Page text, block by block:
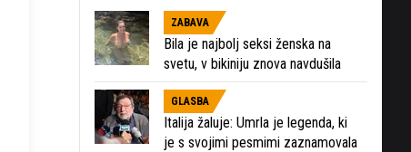
ZABAVA
Bila je najbolj seksi ženska na
svetu, v bikiniju znova navdušila
GLASBA
Italija žaluje: Umrla je legenda, ki
je s svojimi pesmimi zaznamovala